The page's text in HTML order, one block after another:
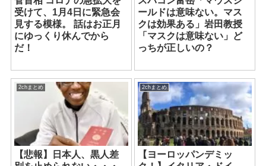
受けて、1月4日に緊急会
見する模様。 話はお正月
にゆっくり休んでから
だ！
ールドは意味ない。マス
クは効果ある」岩田教授
「マスクは意味ない」ど
っちが正しいの？
2chまとめ
【悲報】日本人、黒人差
2chまとめ
【ヨーロッパンデミッ